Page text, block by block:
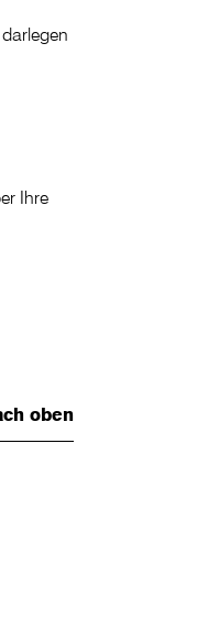
Ihre
oben